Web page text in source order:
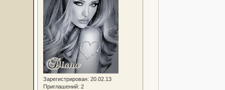
Зарегистрирован: 20.02.13
Приглашений: 2